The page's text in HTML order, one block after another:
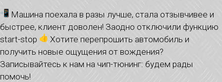
Машина поехала в разы лучше, стала отзывчивее и
быстрее, клиент доволен! Заодно отключили функцию
start-stop
Хотите перепрошить автомобиль и
получить новые ощущения от вождения?
Записывайтесь к нам на чип-тюнинг: будем рады
помочь!